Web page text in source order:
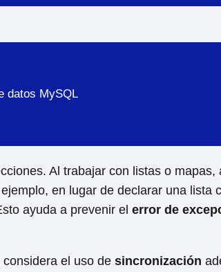
datos MySQL
Al trabajar con listas o
en lugar de declarar una lista
ayuda a prevenir el error de
el uso de sincronización